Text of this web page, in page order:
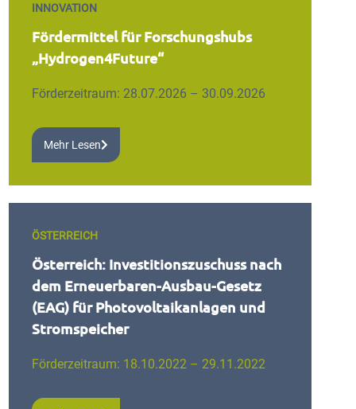
INNOVATION
Fördermittel für Forschungshubs
„Hydrogen4Future“
Förderzeitraum: 28.07.2026 – 30.09.2026
Mehr Lesen
ÖSTERREICH
Österreich: Investitionszuschuss nach
dem Erneuerbaren-Ausbau-Gesetz
(EAG) für Photovoltaikanlagen und
Stromspeicher
Förderzeitraum: 18.10.2022 – 29.11.2022